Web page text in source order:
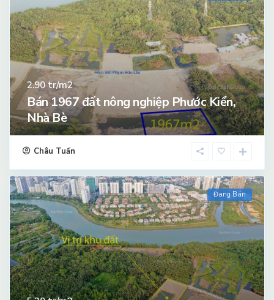
2.90tr/m2
Bán 1967 đất nông nghiệp Phước Kiển,
Nhà Bè
Châu Tuấn
Đang Bán